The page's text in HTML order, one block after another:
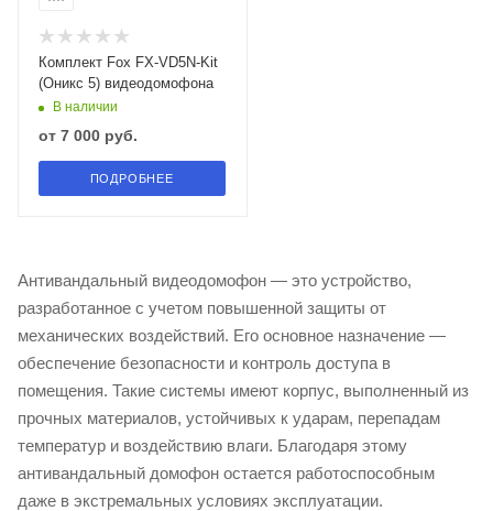
Комплект Fox FX-VD5N-Kit
(Оникс 5) видеодомофона
В наличии
от 7 000 руб.
ПОДРОБНЕЕ
Антивандальный видеодомофон — это устройство,
разработанное с учетом повышенной защиты от
механических воздействий. Его основное назначение —
обеспечение безопасности и контроль доступа в
помещения. Такие системы имеют корпус, выполненный из
прочных материалов, устойчивых к ударам, перепадам
температур и воздействию влаги. Благодаря этому
антивандальный домофон остается работоспособным
даже в экстремальных условиях эксплуатации.